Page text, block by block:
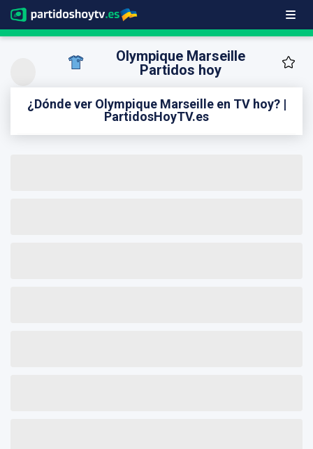
Olympique Marseille
Partidos hoy
¿Dónde ver Olympique Marseille en TV hoy? |
PartidosHoyTV.es